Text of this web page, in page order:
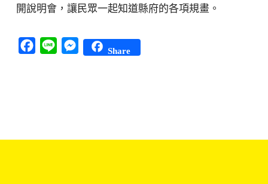
開說明會，讓民眾一起知道縣府的各項規畫。
Facebook
Line Messenger
Share